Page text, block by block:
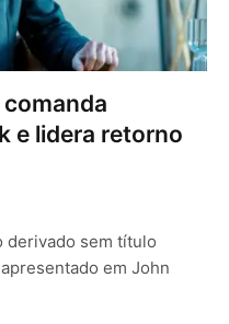
comanda
e lidera retorno
derivado sem título
em John